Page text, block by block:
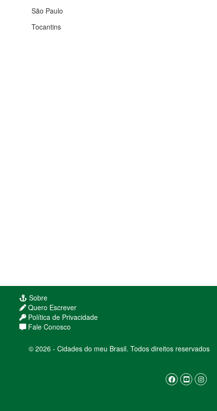
São Paulo
Tocantins
Sobre
Quero Escrever
Política de Privacidade
Fale Conosco
© 2026 - Cidades do meu Brasil. Todos direitos reservados